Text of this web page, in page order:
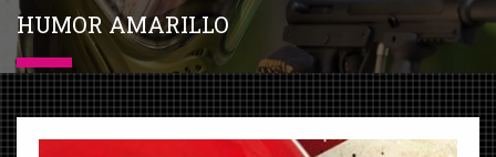
HUMOR AMARILLO